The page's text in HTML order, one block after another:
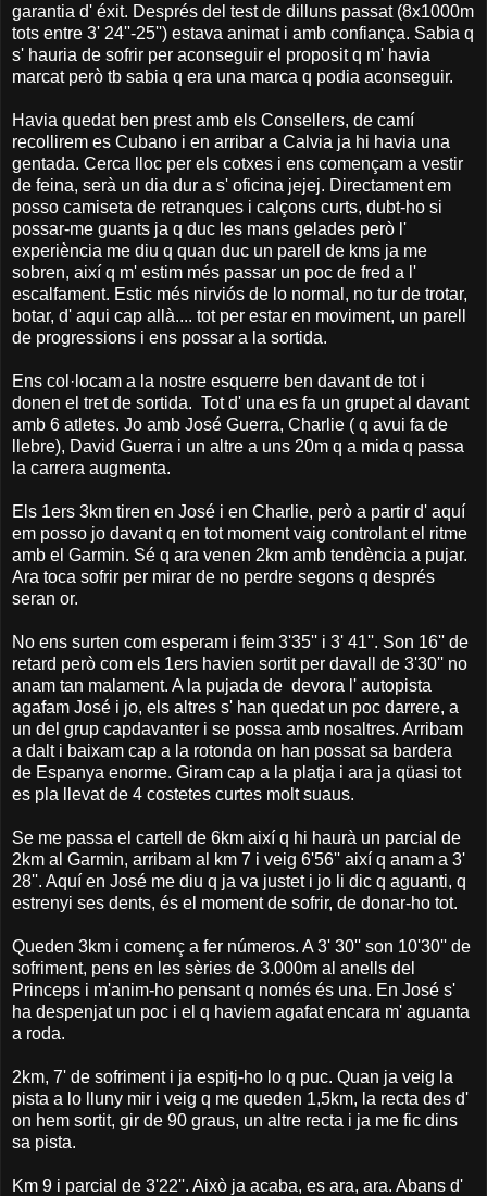
garantia d' éxit. Després del test de dilluns passat (8x1000m
tots entre 3' 24''-25'') estava animat i amb confiança. Sabia q
s' hauria de sofrir per aconseguir el proposit q m' havia
marcat però tb sabia q era una marca q podia aconseguir.
Havia quedat ben prest amb els Consellers, de camí
recollirem es Cubano i en arribar a Calvia ja hi havia una
gentada. Cerca lloc per els cotxes i ens començam a vestir
de feina, serà un dia dur a s' oficina jejej. Directament em
posso camiseta de retranques i calçons curts, dubt-ho si
possar-me guants ja q duc les mans gelades però l'
experiència me diu q quan duc un parell de kms ja me
sobren, així q m' estim més passar un poc de fred a l'
escalfament. Estic més nirviós de lo normal, no tur de trotar,
botar, d' aqui cap allà.... tot per estar en moviment, un parell
de progressions i ens possar a la sortida.
Ens col·locam a la nostre esquerre ben davant de tot i
donen el tret de sortida. Tot d' una es fa un grupet al davant
amb 6 atletes. Jo amb José Guerra, Charlie ( q avui fa de
llebre), David Guerra i un altre a uns 20m q a mida q passa
la carrera augmenta.
Els 1ers 3km tiren en José i en Charlie, però a partir d' aquí
em posso jo davant q en tot moment vaig controlant el ritme
amb el Garmin. Sé q ara venen 2km amb tendència a pujar.
Ara toca sofrir per mirar de no perdre segons q després
seran or.
No ens surten com esperam i feim 3'35'' i 3' 41''. Son 16'' de
retard però com els 1ers havien sortit per davall de 3'30'' no
anam tan malament. A la pujada de devora l' autopista
agafam José i jo, els altres s' han quedat un poc darrere, a
un del grup capdavanter i se possa amb nosaltres. Arribam
a dalt i baixam cap a la rotonda on han possat sa bardera
de Espanya enorme. Giram cap a la platja i ara ja qüasi tot
es pla llevat de 4 costetes curtes molt suaus.
Se me passa el cartell de 6km així q hi haurà un parcial de
2km al Garmin, arribam al km 7 i veig 6'56'' així q anam a 3'
28''. Aquí en José me diu q ja va justet i jo li dic q aguanti, q
estrenyi ses dents, és el moment de sofrir, de donar-ho tot.
Queden 3km i començ a fer números. A 3' 30'' son 10'30'' de
sofriment, pens en les sèries de 3.000m al anells del
Princeps i m'anim-ho pensant q només és una. En José s'
ha despenjat un poc i el q haviem agafat encara m' aguanta
a roda.
2km, 7' de sofriment i ja espitj-ho lo q puc. Quan ja veig la
pista a lo lluny mir i veig q me queden 1,5km, la recta des d'
on hem sortit, gir de 90 graus, un altre recta i ja me fic dins
sa pista.
Km 9 i parcial de 3'22''. Això ja acaba, es ara, ara. Abans d'